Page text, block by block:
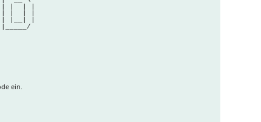
|  | |
|  | |
|__| |
ein.